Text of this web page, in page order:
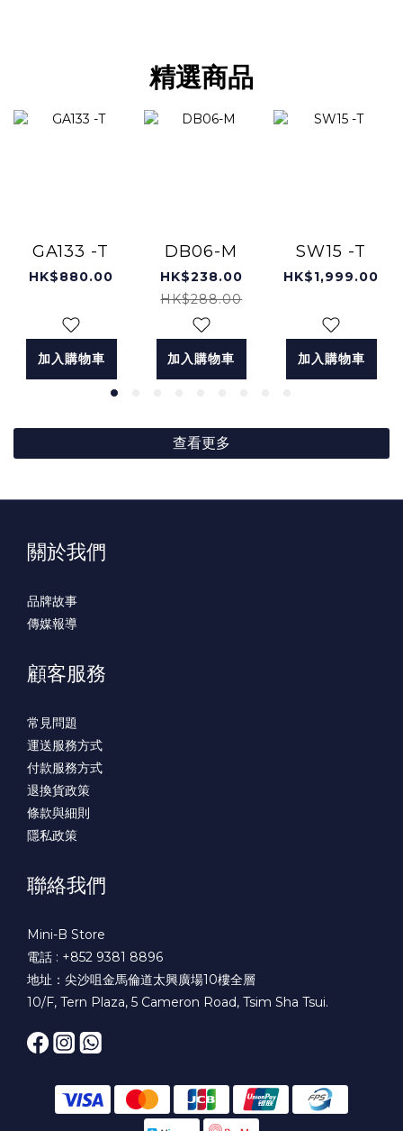
精選商品
GA133 -T
HK$880.00
加入購物車
DB06-M
HK$238.00
HK$288.00
加入購物車
SW15 -T
HK$1,999.00
加入購物車
查看更多
關於我們
品牌故事
傳媒報導
顧客服務
常見問題
運送服務方式
付款服務方式
退換貨政策
條款與細則
隱私政策
聯絡我們
Mini-B Store
電話 : +852 9381 8896
地址：尖沙咀金馬倫道太興廣場10樓全層
10/F, Tern Plaza, 5 Cameron Road, Tsim Sha Tsui.